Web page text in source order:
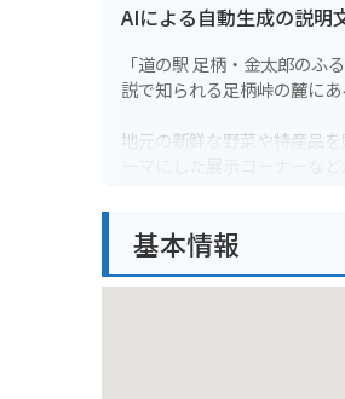
AIによる自動生成の説明
「道の駅 足柄・金太郎の
説で知られる足柄峠の麓に
地元の新鮮な野菜や特産品
ーマにした展示コーナーな
はツーリングスポットも豊富
基本情報